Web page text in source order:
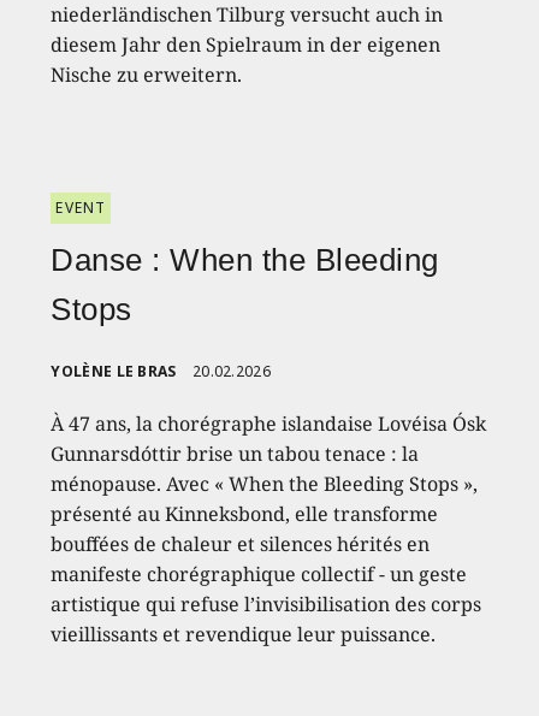
niederländischen Tilburg versucht auch in
diesem Jahr den Spielraum in der eigenen
Nische zu erweitern.
EVENT
Danse : When the Bleeding
Stops
YOLÈNE LE BRAS 20.02.2026
À 47 ans, la chorégraphe islandaise Lovéisa Ósk
Gunnarsdóttir brise un tabou tenace : la
ménopause. Avec « When the Bleeding Stops »,
présenté au Kinneksbond, elle transforme
bouffées de chaleur et silences hérités en
manifeste chorégraphique collectif - un geste
artistique qui refuse l’invisibilisation des corps
vieillissants et revendique leur puissance.